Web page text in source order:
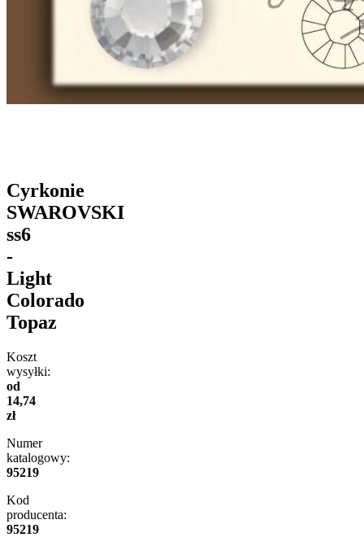
Cyrkonie
SWAROVSKI
ss6
-
Light
Colorado
Topaz
Koszt
wysyłki:
od
14,74
zł
Numer
katalogowy:
95219
Kod
producenta:
95219